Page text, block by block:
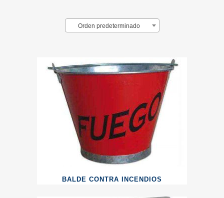
Orden predeterminado
BALDE CONTRA INCENDIOS